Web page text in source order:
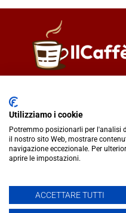
C.F.
IlCaffèQuotidiano.online è
presso il Tribunale di
Utilizziamo i cookie
Potremmo posizionarli per l'analisi
il nostro sito Web, mostrare
navigazione eccezionale. Per
aprire le impostazioni.
ACCETTARE TUTTI